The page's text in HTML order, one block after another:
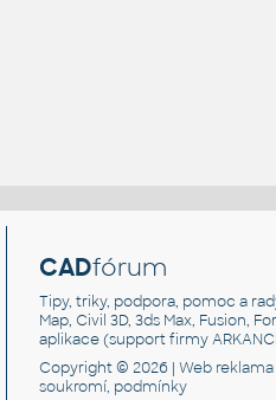
CADfórum
Tipy, triky, podpora, pomoc a
Map, Civil 3D, 3ds Max, Fusion,
aplikace (support firmy
Copyright © 2026 |Web reklama
soukromí, podmínky